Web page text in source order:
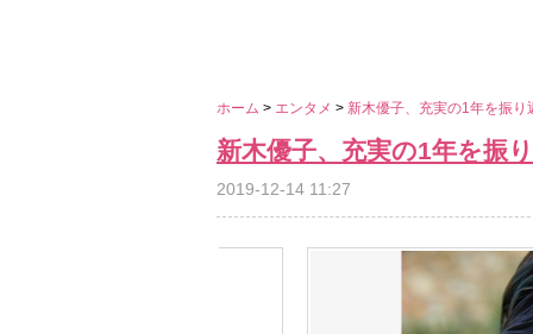
ホーム > エンタメ > 新木優子、充実の1年を振
新木優子、充実の1年を振
2019-12-14 11:27